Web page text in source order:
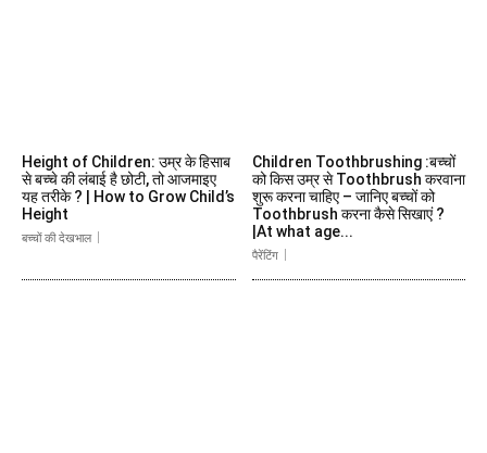
Height of Children: उम्र के हिसाब
से बच्चे की लंबाई है छोटी, तो आजमाइए
यह तरीके ? | How to Grow Child’s
Height
बच्चों की देखभाल
Children Toothbrushing :बच्चों
को किस उम्र से Toothbrush करवाना
शुरू करना चाहिए – जानिए बच्चों को
Toothbrush करना कैसे सिखाएं ?
|At what age...
पैरेंटिंग